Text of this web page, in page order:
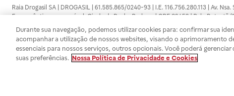
Raia Drogasil SA | DROGASIL | 61.585.865/0240-93 | I.E. 116.756.280.113 | Av.
Farmacêutico responsável: Gisele da Penha Barbosa | CRF 89453 | Polo
automedicação e não substituem, em hipótese alguma, as orientações dadas
persistirem os sintomas, um médico deverá ser consultado. Os preços e
SA trabalha com as tecnologias mais avançadas de proteção de dados, para
efetuados estão sujeitos à confirmação da disponibilidade de produto em nosso
Durante sua navegação, podemos utilizar cookies para: confirmar sua
acompanhar a utilização de nossos websites, visando o aprimoramento
essenciais para nossos serviços, outros opcionais. Você poderá
suas preferências. Nossa Política de Privacidade e Cookies